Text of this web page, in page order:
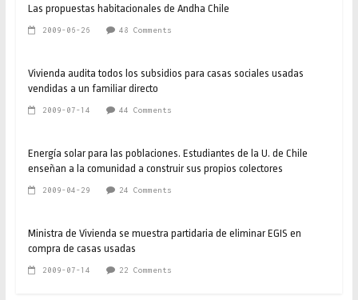
Las propuestas habitacionales de Andha Chile
2009-06-26 48 Comments
Vivienda audita todos los subsidios para casas sociales usadas
vendidas a un familiar directo
2009-07-14 44 Comments
Energía solar para las poblaciones. Estudiantes de la U. de Chile
enseñan a la comunidad a construir sus propios colectores
2009-04-29 24 Comments
Ministra de Vivienda se muestra partidaria de eliminar EGIS en
compra de casas usadas
2009-07-14 22 Comments